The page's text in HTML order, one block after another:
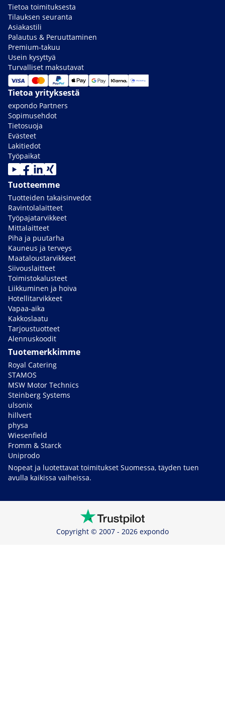
Tietoa toimituksesta
Tilauksen seuranta
Asiakastili
Palautus & Peruuttaminen
Premium-takuu
Usein kysyttyä
Turvalliset maksutavat
Tietoa yrityksestä
expondo Partners
Sopimusehdot
Tietosuoja
Evästeet
Lakitiedot
Työpaikat
Tuotteemme
Tuotteiden takaisinvedot
Ravintolalaitteet
Työpajatarvikkeet
Mittalaitteet
Piha ja puutarha
Kauneus ja terveys
Maataloustarvikkeet
Siivouslaitteet
Toimistokalusteet
Liikkuminen ja hoiva
Hotellitarvikkeet
Vapaa-aika
Kakkoslaatu
Tarjoustuotteet
Alennuskoodit
Tuotemerkkimme
Royal Catering
STAMOS
MSW Motor Technics
Steinberg Systems
ulsonix
hillvert
physa
Wiesenfield
Fromm & Starck
Uniprodo
Nopeat ja luotettavat toimitukset Suomessa, täyden tuen
avulla kaikissa vaiheissa.
Copyright © 2007 - 2026 expondo